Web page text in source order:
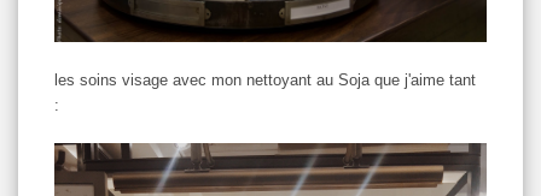
les soins visage avec mon nettoyant au Soja que j'aime tant
: